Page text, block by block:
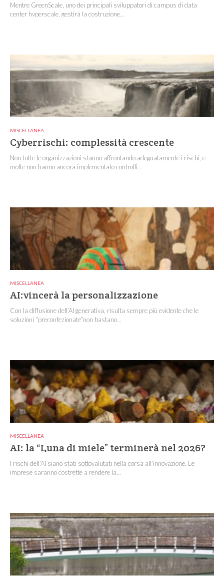
Mentre GreenScale, uno dei principali sviluppatori di campus di data
center hyperscale, gestirà la costruzione...
MISCELLANEA
Cyberrischi: complessità crescente
Non tutte le organizzazioni stanno affrontando adeguatamente i rischi, e
molte non hanno ancora implementato controlli...
MISCELLANEA
AI:vincerà la personalizzazione
Con la diffusione dell’AI generativa, risulta sempre più evidente che le
soluzioni “preconfezionate”non bastano...
MISCELLANEA
AI: la “Luna di miele” terminerà nel 2026?
I rischi dell’AI siano stati sottovalutati nella corsa all’innovazione. Le
imprese saranno costrette a rendere la...